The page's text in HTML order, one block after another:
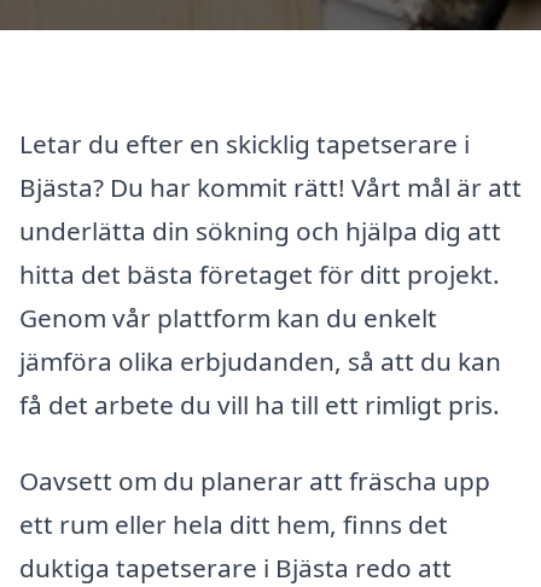
Letar du efter en skicklig tapetserare i
Bjästa? Du har kommit rätt! Vårt mål är att
underlätta din sökning och hjälpa dig att
hitta det bästa företaget för ditt projekt.
Genom vår plattform kan du enkelt
jämföra olika erbjudanden, så att du kan
få det arbete du vill ha till ett rimligt pris.
Oavsett om du planerar att fräscha upp
ett rum eller hela ditt hem, finns det
duktiga tapetserare i Bjästa redo att